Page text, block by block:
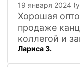
19 января 2024
Хорошая
продаже
коллегой и
офиса.
нужно, и по
Лариса З.